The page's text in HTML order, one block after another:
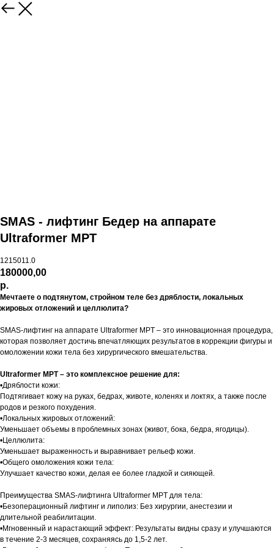
SMAS - лифтинг Бедер на аппарате
Ultraformer MPT
1215011.0
180000,00
р.
Мечтаете о подтянутом, стройном теле без дряблости, локальных
жировых отложений и целлюлита?
SMAS-лифтинг на аппарате Ultraformer MPT – это инновационная процедура,
которая позволяет достичь впечатляющих результатов в коррекции фигуры и
омоложении кожи тела без хирургического вмешательства.
Ultraformer MPT – это комплексное решение для:
•Дряблости кожи:
Подтягивает кожу на руках, бедрах, животе, коленях и локтях, а также после
родов и резкого похудения.
•Локальных жировых отложений:
Уменьшает объемы в проблемных зонах (живот, бока, бедра, ягодицы).
•Целлюлита:
Уменьшает выраженность и выравнивает рельеф кожи.
•Общего омоложения кожи тела:
Улучшает качество кожи, делая ее более гладкой и сияющей.
Преимущества SMAS-лифтинга Ultraformer MPT для тела:
•Безоперационный лифтинг и липолиз: Без хирургии, анестезии и
длительной реабилитации.
•Мгновенный и нарастающий эффект: Результаты видны сразу и улучшаются
в течение 2-3 месяцев, сохраняясь до 1,5-2 лет.